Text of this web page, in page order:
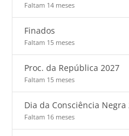
Faltam 14 meses
Finados
Faltam 15 meses
Proc. da República 2027
Faltam 15 meses
Dia da Consciência Negra
Faltam 16 meses